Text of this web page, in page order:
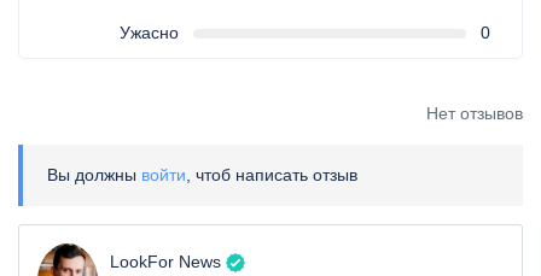
Ужасно 0
Нет отзывов
Вы должны войти , чтоб написать отзыв
LookFor News